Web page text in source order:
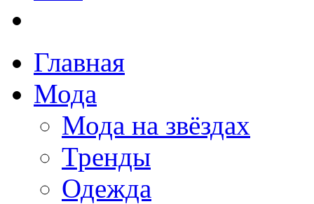
Главная
Мода
Мода на звёздах
Тренды
Одежда